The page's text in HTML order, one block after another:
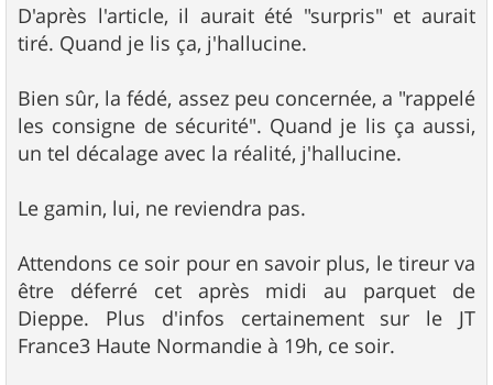
D'après l'article, il aurait été "surpris" et aurait
tiré. Quand je lis ça, j'hallucine.
Bien sûr, la fédé, assez peu concernée, a "rappelé
les consigne de sécurité". Quand je lis ça aussi,
un tel décalage avec la réalité, j'hallucine.
Le gamin, lui, ne reviendra pas.
Attendons ce soir pour en savoir plus, le tireur va
être déferré cet après midi au parquet de
Dieppe. Plus d'infos certainement sur le JT
France3 Haute Normandie à 19h, ce soir.